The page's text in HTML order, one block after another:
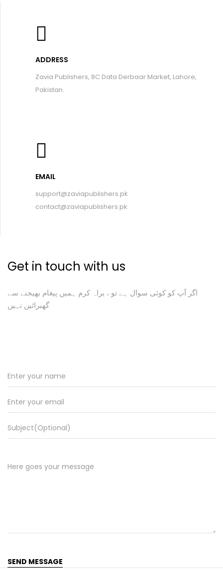
ADDRESS
Zavia Publishers, 8C Data Derbaar Market, Lahore,
Pakistan.
EMAIL
support@zaviapublishers.pk
contact@zaviapublishers.pk
Get in touch with us
اگر آپ کو کوئی سوال ہے تو ، براہ کرم ہمیں پیغام بھیجنے سے
گھبرائیں نہیں